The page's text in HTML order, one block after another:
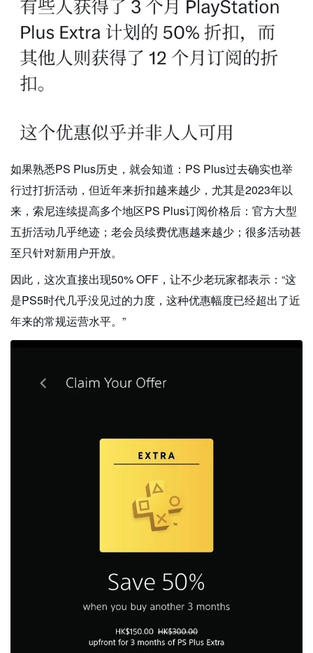
如果熟悉PS Plus历史，就会知道：PS Plus过去确实也举
行过打折活动，但近年来折扣越来越少，尤其是2023年以
来，索尼连续提高多个地区PS Plus订阅价格后：官方大型
五折活动几乎绝迹；老会员续费优惠越来越少；很多活动甚
至只针对新用户开放。
因此，这次直接出现50% OFF，让不少老玩家都表示：“这
是PS5时代几乎没见过的力度，这种优惠幅度已经超出了近
年来的常规运营水平。”